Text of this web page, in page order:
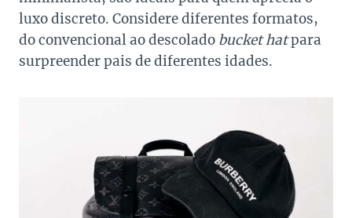
luxo discreto. Considere diferentes formatos,
do convencional ao descolado bucket hatpara
surpreender pais de diferentes idades.